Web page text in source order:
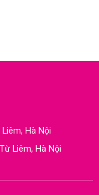
Hà Nội
Liêm, Hà Nội